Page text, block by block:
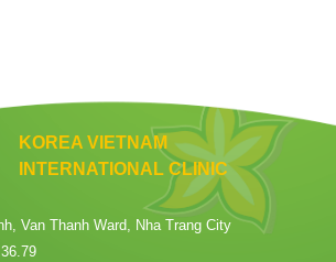
KOREA VIETNAM
INTERNATIONAL CLINIC
Van Thanh Ward, Nha Trang City